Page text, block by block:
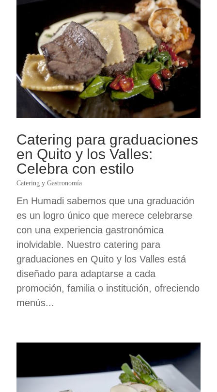
Catering para graduaciones
en Quito y los Valles:
Celebra con estilo
Catering y Gastronomía
En Humadi sabemos que una graduación
es un logro único que merece celebrarse
con una experiencia gastronómica
inolvidable. Nuestro catering para
graduaciones en Quito y los Valles está
diseñado para adaptarse a cada
promoción, familia o institución, ofreciendo
menús...